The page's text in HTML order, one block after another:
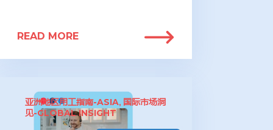
READ MORE
亚洲地区用工指南-ASIA, 国际市场洞
见-GLOBAL INSIGHT